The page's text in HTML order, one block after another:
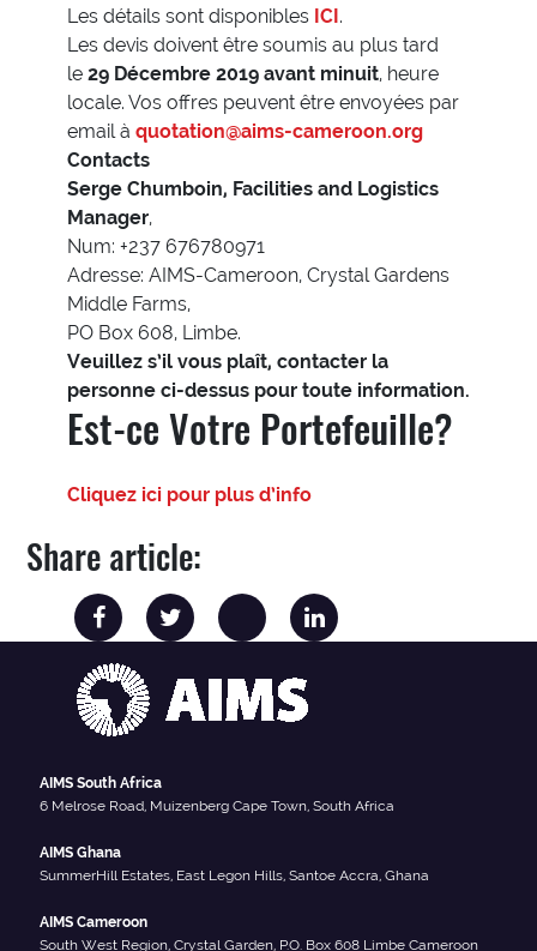
Les détails sont disponibles ICI.
Les devis doivent être soumis au plus tard
le 29 Décembre 2019 avant minuit, heure
locale. Vos offres peuvent être envoyées par
email à quotation@aims-cameroon.org
Contacts
Serge Chumboin, Facilities and Logistics
Manager,
Num: +237 676780971
Adresse: AIMS-Cameroon, Crystal Gardens
Middle Farms,
PO Box 608, Limbe.
Veuillez s’il vous plaît, contacter la
personne ci-dessus pour toute information.
Est-ce Votre Portefeuille?
Cliquez ici pour plus d’info
Share article:
AIMS South Africa
6 Melrose Road, Muizenberg Cape Town, South Africa
AIMS Ghana
SummerHill Estates, East Legon Hills, Santoe Accra, Ghana
AIMS Cameroon
South West Region, Crystal Garden, P.O. Box 608 Limbe Cameroon